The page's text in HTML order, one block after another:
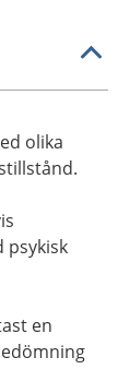
olika
psykisk
en